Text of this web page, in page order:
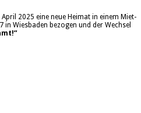
2025 eine neue Heimat in einem Miet-
Wiesbaden bezogen und der Wechsel